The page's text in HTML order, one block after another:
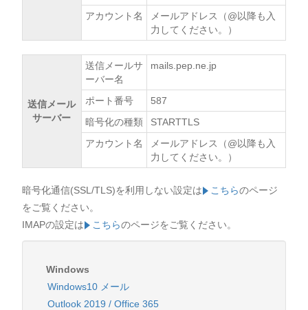
アカウント名
メールアドレス（@以降も入
力してください。）
送信メール
サーバー
送信メールサ
ーバー名
mails.pep.ne.jp
ポート番号
587
暗号化の種類
STARTTLS
アカウント名
メールアドレス（@以降も入
力してください。）
暗号化通信(SSL/TLS)を利用しない設定は こちらのページ
をご覧ください。
IMAPの設定は
こちらのページをご覧ください。
Windows
Windows10 メール
Outlook 2019 / Office 365